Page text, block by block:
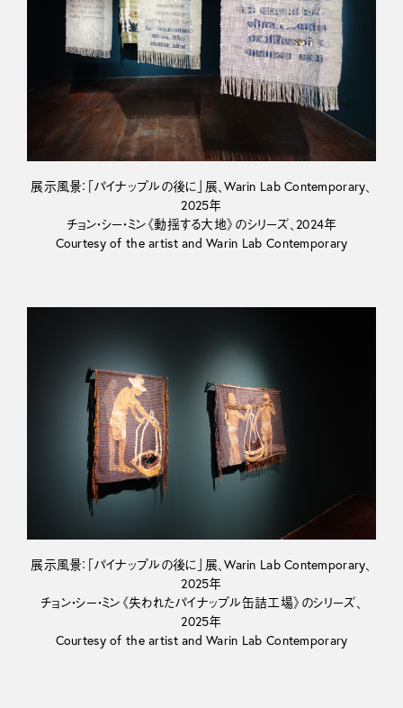
展示風景：「パイナップルの後に」展、Warin Lab Contemporary、
2025年
チョン・シー・ミン《動揺する大地》のシリーズ、2024年
Courtesy of the artist and Warin Lab Contemporary
展示風景：「パイナップルの後に」展、Warin Lab Contemporary、
2025年
チョン・シー・ミン《失われたパイナップル缶詰工場》のシリーズ、
2025年
Courtesy of the artist and Warin Lab Contemporary